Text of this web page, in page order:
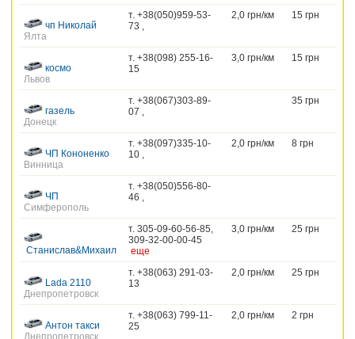
чп Николай
Ялта
т. +38(050)959-53-
73 ,
2,0 грн/км 15 грн
космо
Львов
т. +38(098) 255-16-
15
3,0 грн/км 15 грн
газель
Донецк
т. +38(067)303-89-
07 ,
35 грн
ЧП Кононенко
Винница
т. +38(097)335-10-
10 ,
2,0 грн/км 8 грн
ЧП
Симферополь
т. +38(050)556-80-
46 ,
Станислав&Михаил
т. 305-09-60-56-85,
309-32-00-00-45
еще
3,0 грн/км 25 грн
Lada 2110
Днепропетровск
т. +38(063) 291-03-
13
2,0 грн/км 25 грн
Антон такси
Днепропетровск
т. +38(063) 799-11-
25
2,0 грн/км 2 грн